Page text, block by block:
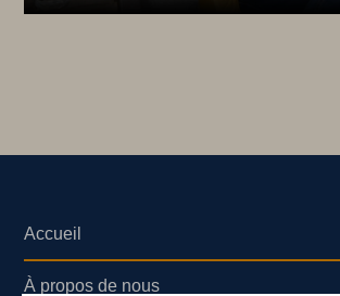
Accueil
À propos de nous